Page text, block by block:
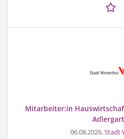
Mitarbeiter:in
06.08.2026,Stadt